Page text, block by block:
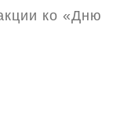
ко «Дню